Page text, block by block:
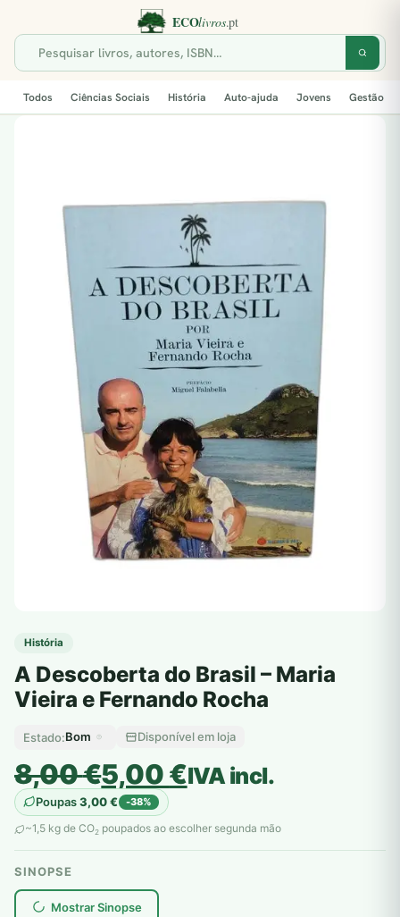
Todos Ciências Sociais História Auto-ajuda Jovens Gestão
História
A Descoberta do Brasil – Maria
Vieira e Fernando Rocha
Estado:Bom Disponível em loja
8,00€
O
preço
original
era:
8,00 €.
5,00€
O
preço
atual
é:
5,00 €.
IVA incl.
Poupas3,00€ -38%
~1,5 kg de CO2 poupados ao escolher segunda mão
SINOPSE
Mostrar Sinopse
plantar árvores reais